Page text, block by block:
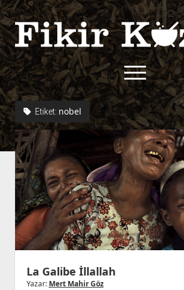
Fikir
Kazanı
menüyü
aç
twitterfacebook
rss
Hakkımızda
aç
Kullanım Koşulları
Gizlilik Politikası
Çerez Politikası
İletişim
Kurallar
Başvuru
Etiket: nobel
La Galibe İllallah
Yazar: Mert Mahir Göz